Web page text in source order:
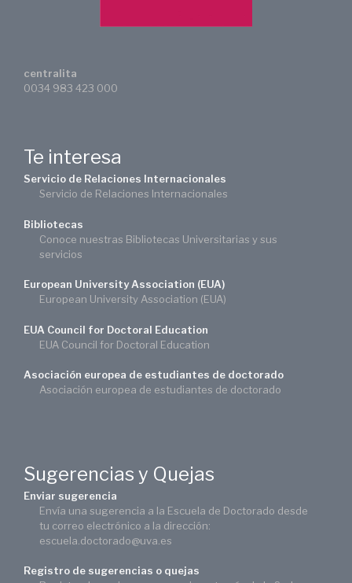
centralita
0034 983 423 000
Te interesa
Servicio de Relaciones Internacionales
Servicio de Relaciones Internacionales
Bibliotecas
Conoce nuestras Bibliotecas Universitarias y sus
servicios
European University Association (EUA)
European University Association (EUA)
EUA Council for Doctoral Education
EUA Council for Doctoral Education
Asociación europea de estudiantes de doctorado
Asociación europea de estudiantes de doctorado
Sugerencias y Quejas
Enviar sugerencia
Envía una sugerencia a la Escuela de Doctorado desde
tu correo electrónico a la dirección:
escuela.doctorado@uva.es
Registro de sugerencias o quejas